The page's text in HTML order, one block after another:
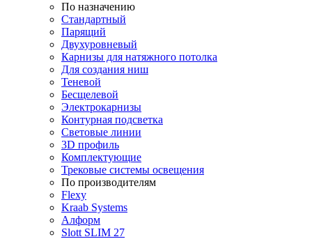
По назначению
Стандартный
Парящий
Двухуровневый
Карнизы для натяжного потолка
Для создания ниш
Теневой
Бесщелевой
Электрокарнизы
Контурная подсветка
Световые линии
3D профиль
Комплектующие
Трековые системы освещения
По производителям
Flexy
Kraab Systems
Алформ
Slott SLIM 27